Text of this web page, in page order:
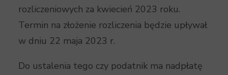
rozliczeniowych za kwiecień 2023 roku.
Termin na złożenie rozliczenia będzie upływał
w dniu 22 maja 2023 r.
Do ustalenia tego czy podatnik ma nadpłatę